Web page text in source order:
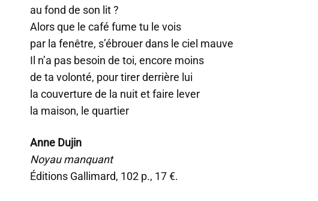
au fond de son lit ?
Alors que le café fume tu le vois
par la fenêtre, s’ébrouer dans le ciel mauve
Il n’a pas besoin de toi, encore moins
de ta volonté, pour tirer derrière lui
la couverture de la nuit et faire lever
la maison, le quartier
Anne Dujin
Noyau manquant
Éditions Gallimard, 102 p., 17 €.